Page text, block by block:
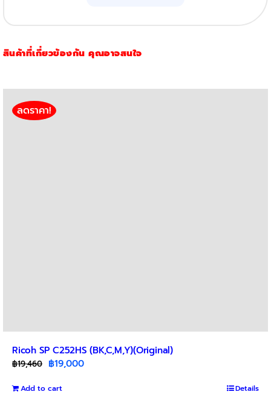
quantity
สินค้าที่เกี่ยวข้องกัน คุณอาจสนใจ
ลดราคา!
Ricoh SP C252HS (BK,C,M,Y)(Original)
฿19,460 Original
was:
฿19,000Current
Add to cart Details